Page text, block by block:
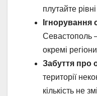
плутайте
Ігнорування
Севастополь
окремі
Забуття про
території
кількість не